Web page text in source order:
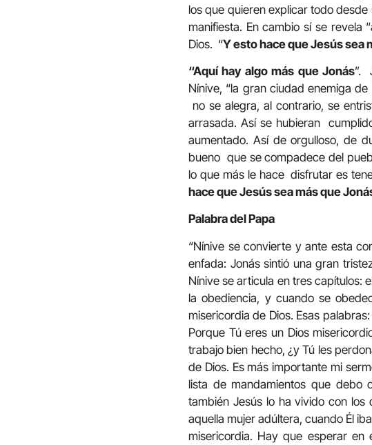
los que quieren explicar todo
manifiesta. En cambio sí se revela
Dios. “Y esto hace que Jesús sea
“Aquí hay algo más que Jonás”.
Nínive, “la gran ciudad enemiga
no se alegra, al contrario, se
arrasada. Así se hubieran
aumentado. Así de orgulloso, de
bueno que se compadece del
lo que más le hace disfrutar es
hace que Jesús sea más que
Palabra del Papa
“Nínive se convierte y ante esta
enfada: Jonás sintió una gran
Nínive se articula en tres capítulos:
la obediencia, y cuando se
misericordia de Dios. Esas
Porque Tú eres un Dios
trabajo bien hecho, ¿y Tú les
de Dios. Es más importante mi
lista de mandamientos que debo
también Jesús lo ha vivido con
aquella mujer adúltera, cuando Él
misericordia. Hay que esperar